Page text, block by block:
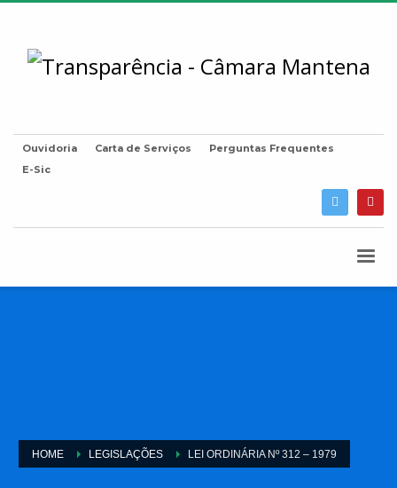
Ouvidoria Carta de Serviços
Perguntas Frequentes
E-Sic
HOME LEGISLAÇÕES LEI ORDINÁRIA Nº 312 – 1979